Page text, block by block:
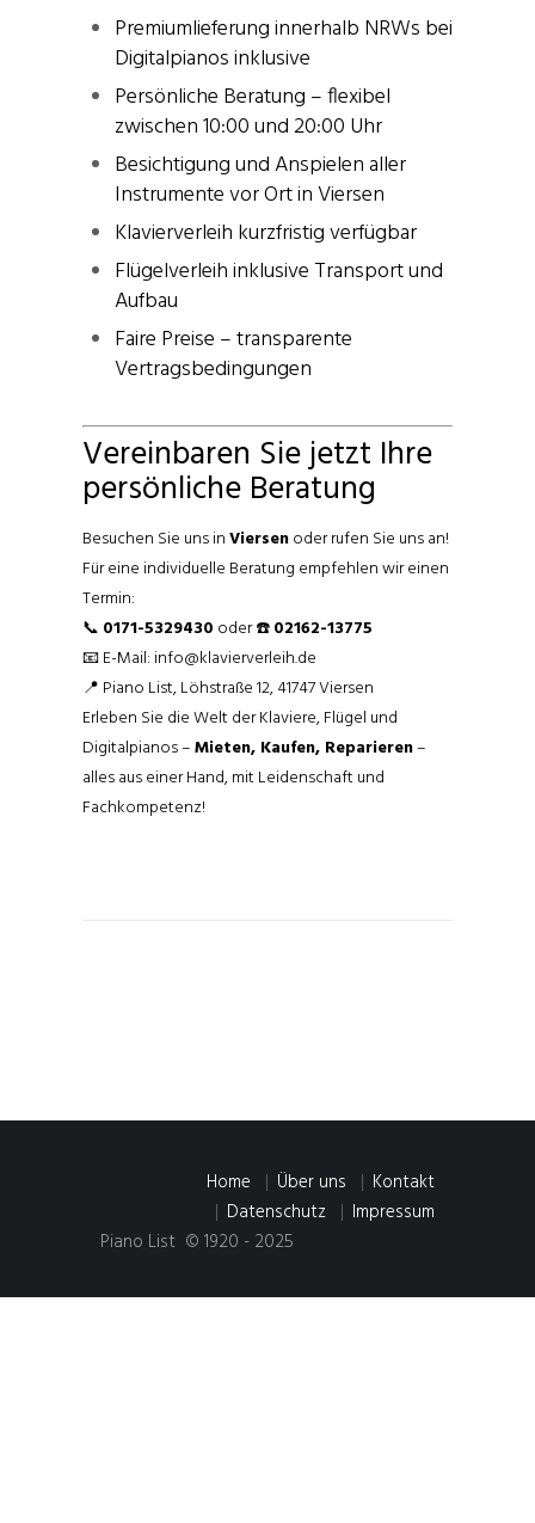
Premiumlieferung innerhalb NRWs bei
Digitalpianos inklusive
Persönliche Beratung – flexibel
zwischen 10:00 und 20:00 Uhr
Besichtigung und Anspielen aller
Instrumente vor Ort in Viersen
Klavierverleih kurzfristig verfügbar
Flügelverleih inklusive Transport und
Aufbau
Faire Preise – transparente
Vertragsbedingungen
Vereinbaren Sie jetzt Ihre
persönliche Beratung
Besuchen Sie uns inViersenoder rufen Sie uns an!
Für eine individuelle Beratung empfehlen wir einen
Termin:
📞 0171-5329430 oder ☎️02162-13775
📧 E-Mail: info@klavierverleih.de
📍 Piano List, Löhstraße 12, 41747 Viersen
Erleben Sie die Welt der Klaviere, Flügel und
Digitalpianos –Mieten, Kaufen, Reparieren–
alles aus einer Hand, mit Leidenschaft und
Fachkompetenz!
Home Über uns
Kontakt
Datenschutz
Impressum
Piano List © 1920 - 2025